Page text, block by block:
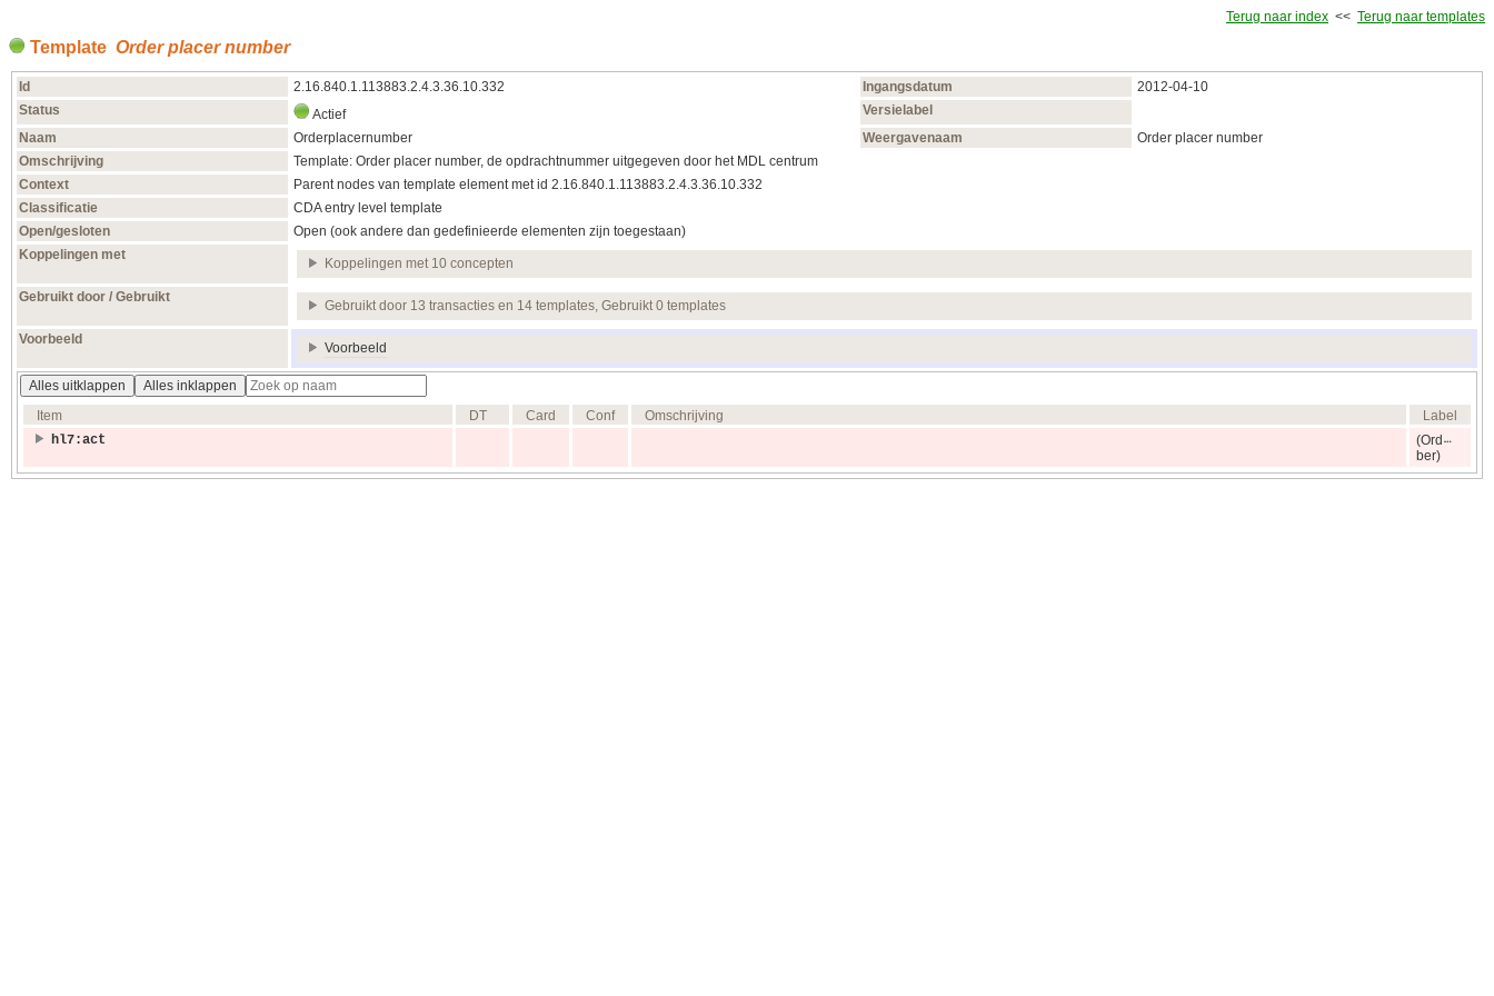
Terug naar index << Terug naar templates
Template Order placer number
Id 2.16.840.1.113883.2.4.3.36.10.332 Ingangsdatum
2012‑04‑10
Status
Actief
Versielabel
Naam
Orderplacernumber Weergavenaam
Order placer number
Omschrijving
Template: Order placer number, de opdrachtnummer uitgegeven door het MDL centrum
Context
Parent nodes van template element met id 2.16.840.1.113883.2.4.3.36.10.332
Classificatie
CDA entry level template
Open/gesloten
Open (ook andere dan gedefinieerde elementen zijn toegestaan)
Koppelingen met
Koppelingen met 10 concepten
Gebruikt door / Gebruikt
Gebruikt door 13 transacties en 14 templates, Gebruikt 0 templates
Voorbeeld
Voorbeeld
Alles uitklappen
Alles inklappen
Item
DT Card Conf Omschrijving
Label
hl7:act
(Ord
ber)